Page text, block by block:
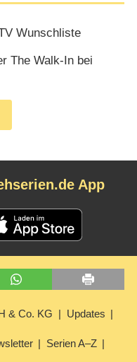
Wunschliste
The Walk-In bei
App
& Co. KG Updates
Serien A–Z